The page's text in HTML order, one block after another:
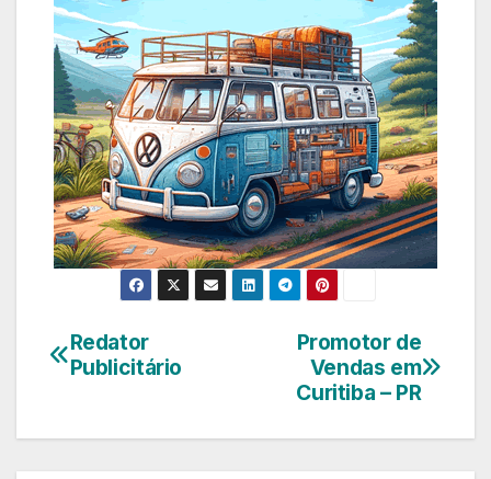
Navegação
Post
Promotor de
Vendas em
Curitiba – PR
Redator
Publicitário